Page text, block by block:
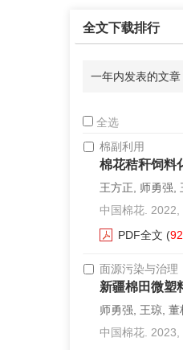
全文下载排行
一年内发表的文章
全选
棉副利用
棉花秸秆饲料
王方正, 师勇强,
中国棉花. 2022,
PDF全文 (
面源污染与治理
新疆棉田微塑
师勇强, 王琼,
中国棉花. 2023,